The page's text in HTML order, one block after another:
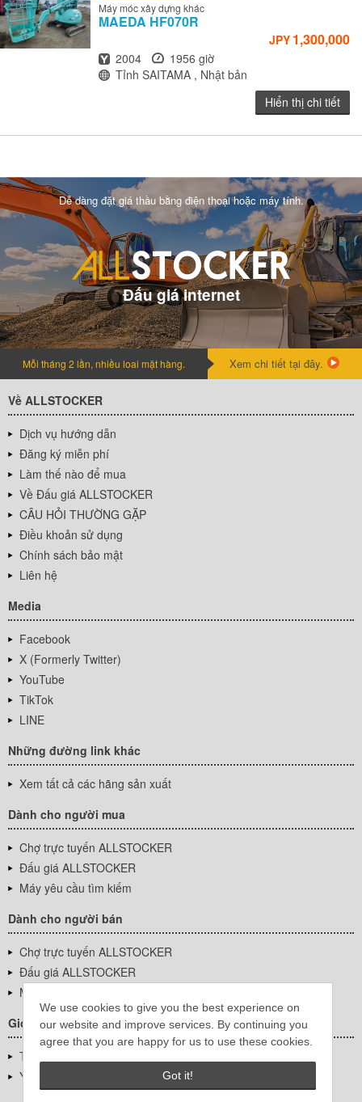
We use cookies to give you the best experience on
our website and improve services. By continuing you
agree that you are happy for us to use these cookies.
Got it!
Máy móc xây dựng khác
MAEDA HF070R
JPY 1,300,000
Năm
2004 Giờ
1956 giờ
Địa điểm
Tỉnh SAITAMA , Nhật bản
Hiển thị chi tiết
Dễ dàng đặt giá thầu bằng điện thoại hoặc máy tính.
Đấu giá internet
Mỗi tháng 2 lần, nhiều loai mặt hàng. Xem chi tiết tại đây.
Về ALLSTOCKER
Dịch vụ hướng dẫn
Đăng ký miễn phí
Làm thế nào để mua
Về Đấu giá ALLSTOCKER
CÂU HỎI THƯỜNG GẶP
Điều khoản sử dụng
Chính sách bảo mật
Liên hệ
Media
Facebook
X (Formerly Twitter)
YouTube
TikTok
LINE
Những đường link khác
Xem tất cả các hãng sản xuất
Dành cho người mua
Chợ trực tuyến ALLSTOCKER
Đấu giá ALLSTOCKER
Máy yêu cầu tìm kiếm
Dành cho người bán
Chợ trực tuyến ALLSTOCKER
Đấu giá ALLSTOCKER
Máy yêu cầu tìm kiếm
Giới thiệu công ty
Thông tin về doanh nghiệp
YUTAKA Inc.